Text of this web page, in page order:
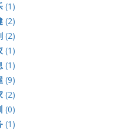
(1)
(2)
(2)
(1)
(1)
(9)
(2)
(0)
(1)